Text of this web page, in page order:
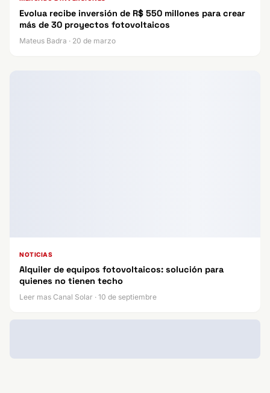
Evolua recibe inversión de R$ 550 millones para crear
más de 30 proyectos fotovoltaicos
Mateus Badra · 20 de marzo
NOTICIAS
Alquiler de equipos fotovoltaicos: solución para
quienes no tienen techo
Leer mas Canal Solar · 10 de septiembre